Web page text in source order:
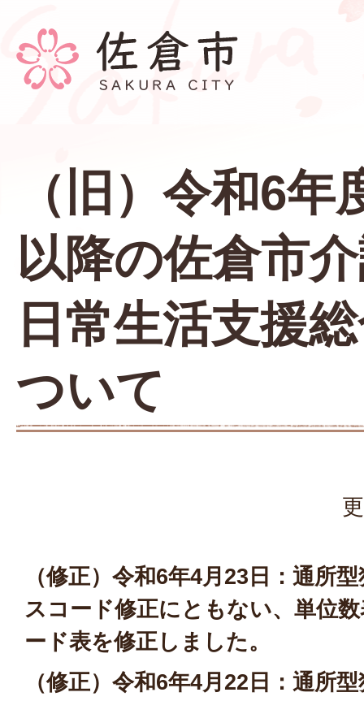
（旧）令和6年
以降の佐倉市
日常生活支援
ついて
（修正）令和6年4月23日：通所
スコード修正にともない、単位
ード表を修正しました。
（修正）令和6年4月22日：通所